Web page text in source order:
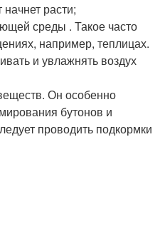
начнет расти;
среды . Такое часто
например, теплицах.
и увлажнять воздух
Он особенно
бутонов и
проводить подкормки